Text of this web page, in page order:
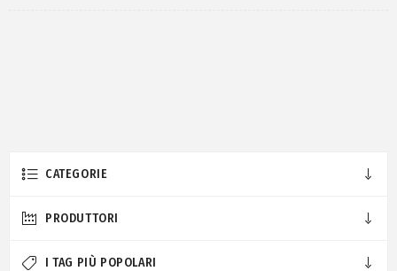
CATEGORIE
PRODUTTORI
I TAG PIÙ POPOLARI